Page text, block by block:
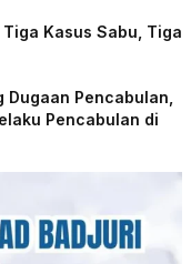
Kasus Sabu, Tiga
Pencabulan,
Pencabulan di